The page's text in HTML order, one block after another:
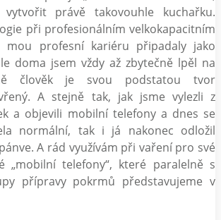
právě takovouhle kuchařku.
při profesionálním velkokapacitním
mou profesní kariéru připadaly jako
doma jsem vždy až zbytečně lpěl na
člověk je svou podstatou tvor
A stejně tak, jak jsme vylezli z
a objevili mobilní telefony a dnes se
normální, tak i já nakonec odložil
A rád využívám při vaření pro své
„mobilní telefony“, které paralelně s
přípravy pokrmů představujeme v